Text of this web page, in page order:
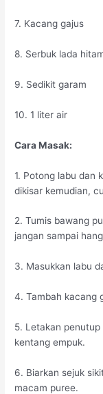
7. Kacang gajus
8. Serbuk lada
9. Sedikit garam
10. 1 liter air
Cara Masak:
1. Potong labu dan
dikisar kemudian,
2. Tumis bawang
jangan sampai
3. Masukkan labu
4. Tambah kacang
5. Letakan
kentang empuk.
6. Biarkan sejuk
macam puree.